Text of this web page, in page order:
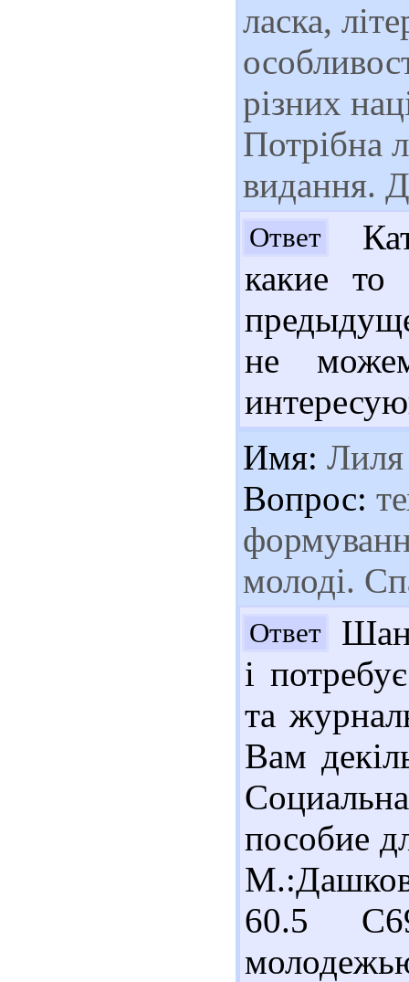
ласка,
різних
Потрібна
видання.
Ответ
какие то
не
Имя: Лиля
Вопрос:
молоді.
Ответ
і
та
Вам
пособие
60.5